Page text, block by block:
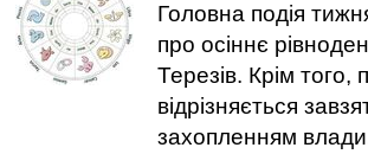
Головна подія
про осіннє
Терезів. Крім того,
відрізняється
захопленням